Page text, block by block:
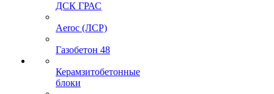
ДСК ГРАС
Aeroc (ЛСР)
Газобетон 48
Керамзитобетонные
блоки